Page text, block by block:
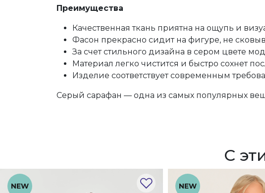
Преимущества
Качественная ткань приятна на ощупь и
Фасон прекрасно сидит на фигуре, не
За счет стильного дизайна в сером цвете
Материал легко чистится и быстро сохнет
Изделие соответствует современным
Серый сарафан — одна из самых популярных
С
NEW NEW